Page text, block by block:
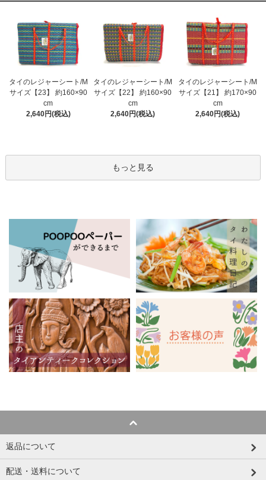
タイのレジャーシート/M
サイズ【23】 約160×90
cm
2,640円(税込)
タイのレジャーシート/M
サイズ【22】 約160×90
cm
2,640円(税込)
タイのレジャーシート/M
サイズ【21】 約170×90
cm
2,640円(税込)
もっと見る
返品について
配送・送料について